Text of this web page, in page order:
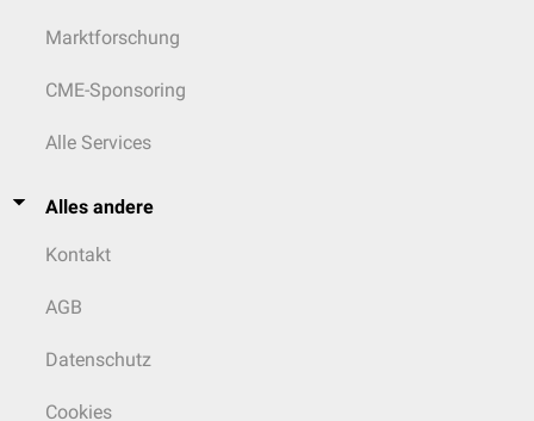
Marktforschung
CME-Sponsoring
Alle Services
Alles andere
Kontakt
AGB
Datenschutz
Cookies